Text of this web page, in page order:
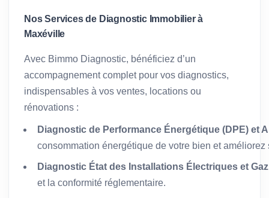
Nos Services de Diagnostic Immobilier à
Maxéville
Avec Bimmo Diagnostic, bénéficiez d’un
accompagnement complet pour vos diagnostics,
indispensables à vos ventes, locations ou
rénovations :
Diagnostic de Performance Énergétique (DPE) et
consommation énergétique de votre bien et améliorez
Diagnostic État des Installations Électriques et Gaz
et la conformité réglementaire.